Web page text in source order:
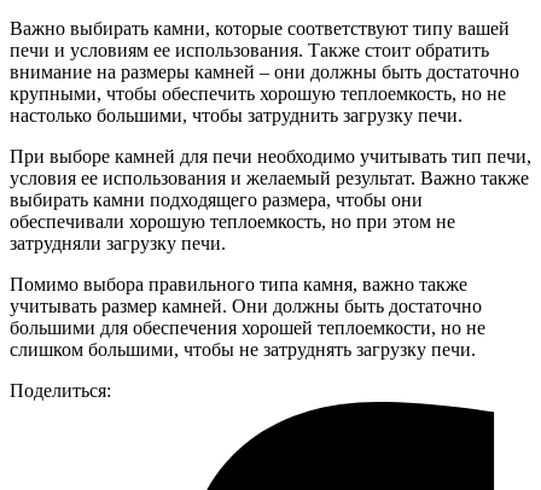
Важно выбирать камни, которые соответствуют типу вашей
печи и условиям ее использования. Также стоит обратить
внимание на размеры камней – они должны быть достаточно
крупными, чтобы обеспечить хорошую теплоемкость, но не
настолько большими, чтобы затруднить загрузку печи.
При выборе камней для печи необходимо учитывать тип печи,
условия ее использования и желаемый результат. Важно также
выбирать камни подходящего размера, чтобы они
обеспечивали хорошую теплоемкость, но при этом не
затрудняли загрузку печи.
Помимо выбора правильного типа камня, важно также
учитывать размер камней. Они должны быть достаточно
большими для обеспечения хорошей теплоемкости, но не
слишком большими, чтобы не затруднять загрузку печи.
Поделиться: